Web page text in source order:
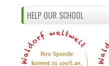
HELP OUR SCHOOL